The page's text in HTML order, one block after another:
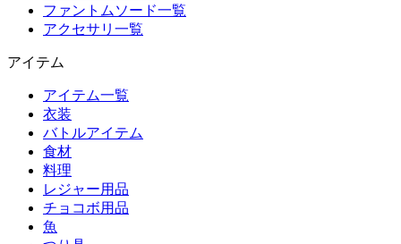
ファントムソード一覧
アクセサリ一覧
アイテム
アイテム一覧
衣装
バトルアイテム
食材
料理
レジャー用品
チョコボ用品
魚